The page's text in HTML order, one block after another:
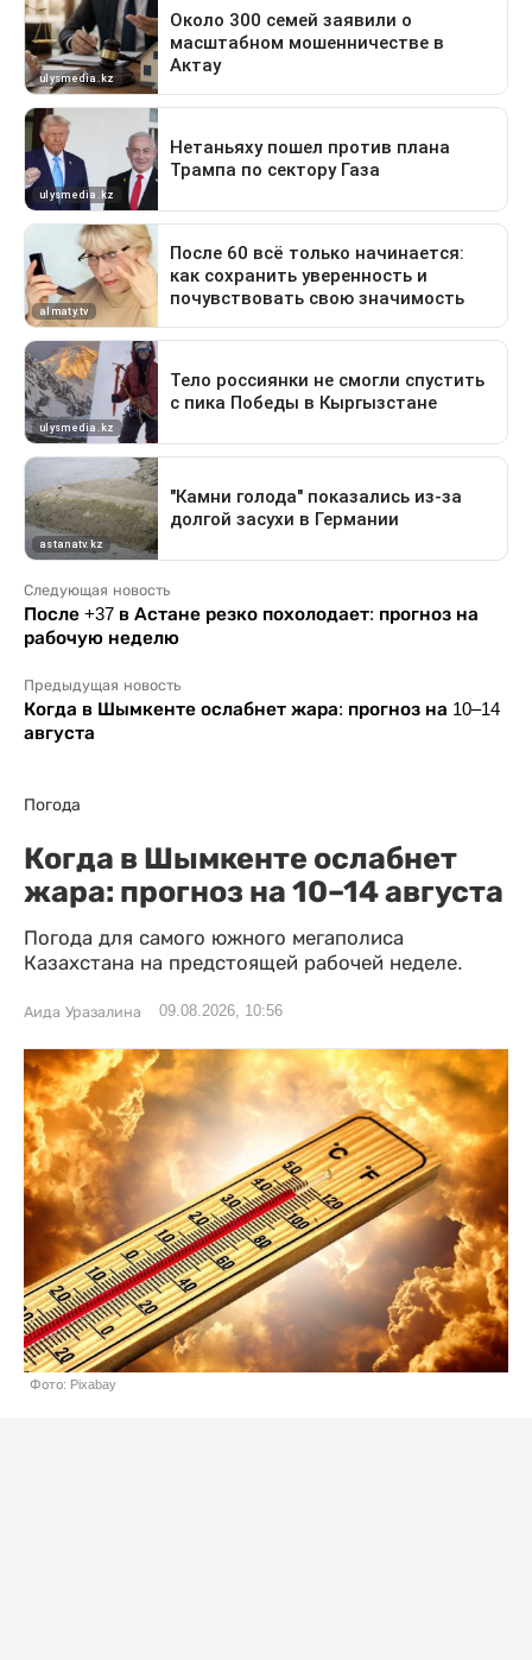
Следующая новость
После +37 в Астане резко похолодает: прогноз на
рабочую неделю
Предыдущая новость
Когда в Шымкенте ослабнет жара: прогноз на 10–14
августа
Погода
Когда в Шымкенте ослабнет
жара: прогноз на 10–14 августа
Погода для самого южного мегаполиса
Казахстана на предстоящей рабочей неделе.
Аида Уразалина 09.08.2026, 10:56
Фото: Pixabay